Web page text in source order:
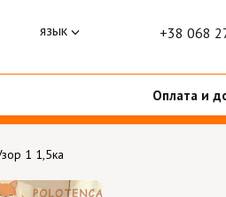
язык +38 068
Оплата и
1 1,5ка